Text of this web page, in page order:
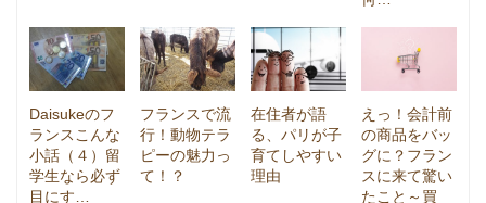
Daisukeのフ
ランスこんな
小話（４）留
学生なら必ず
目にす…
フランスで流
行！動物テラ
ピーの魅力っ
て！？
在住者が語
る、パリが子
育てしやすい
理由
えっ！会計前
の商品をバッ
グに？フラン
スに来て驚い
たこと～買